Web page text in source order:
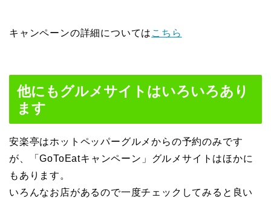
キャンペーンの詳細については こちら
他にもグルメサイトはいろいろあり
ます
安楽亭はホットペッパーグルメからの予約のみです
が、「GoToEatキャンペーン」グルメサイトはほかに
もあります。
いろんなお店があるので一度チェックしてみると良い